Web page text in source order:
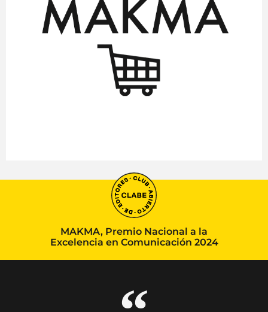
MAKMA, Premio Nacional a la
Excelencia en Comunicación 2024